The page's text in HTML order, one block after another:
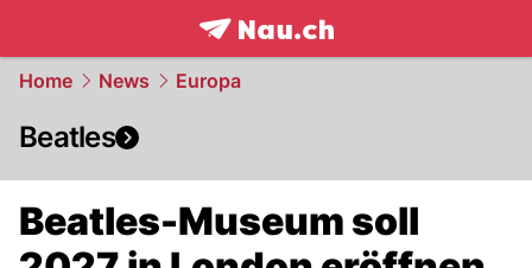
frontpage.NAU.ch
Home News Europa
Beatles
Beatles-Museum soll